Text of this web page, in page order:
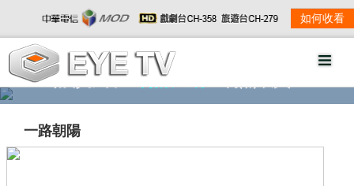
如何收看
精彩影音 劇情大綱
一路朝陽